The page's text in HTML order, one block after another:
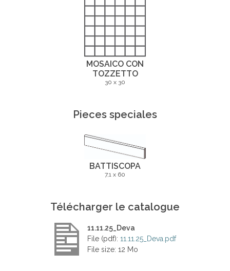
MOSAICO CON
TOZZETTO
30 x 30
Pieces speciales
BATTISCOPA
7,1 x 60
Télécharger le catalogue
11.11.25_Deva
File (pdf): 11.11.25_Deva.pdf
File size: 12 Mo